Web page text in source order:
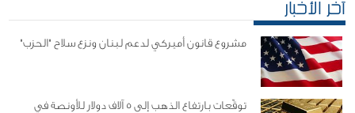
آخر الأخبار
مشروع قانون أميركي لدعم لبنان ونزع سلاح "الحزب"
توقّعات بارتفاع الذهب إلى 5 آلاف دولار للأونصة في